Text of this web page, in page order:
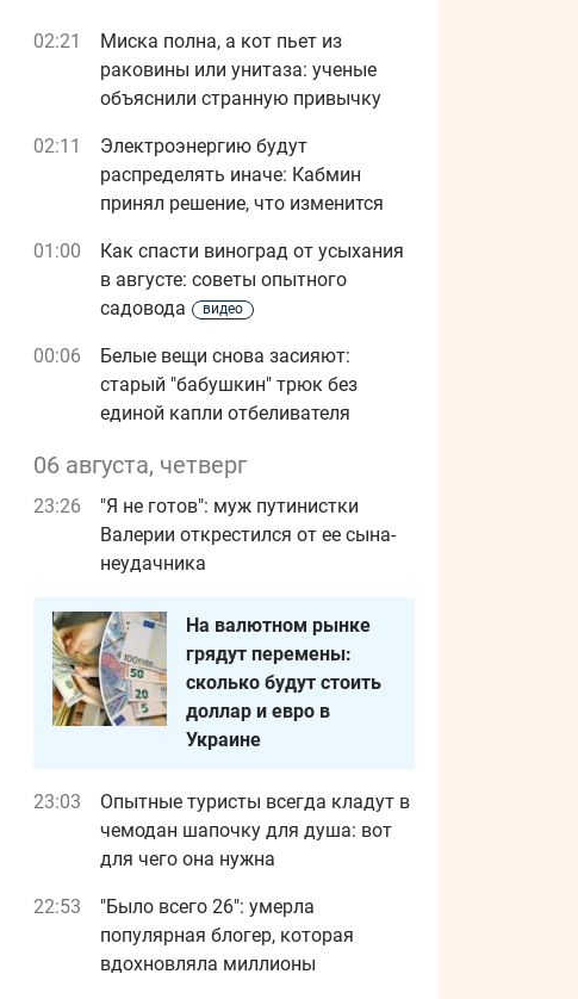
02:21
Миска полна, а кот пьет из
раковины или унитаза: ученые
объяснили странную привычку
02:11
Электроэнергию будут
распределять иначе: Кабмин
принял решение, что изменится
01:00
Как спасти виноград от усыхания
в августе: советы опытного
садовода
видео
00:06
Белые вещи снова засияют:
старый "бабушкин" трюк без
единой капли отбеливателя
06 августа, четверг
23:26
"Я не готов": муж путинистки
Валерии открестился от ее сына-
неудачника
На валютном рынке
грядут перемены:
сколько будут стоить
доллар и евро в
Украине
23:03
Опытные туристы всегда кладут в
чемодан шапочку для душа: вот
для чего она нужна
22:53
"Было всего 26": умерла
популярная блогер, которая
вдохновляла миллионы